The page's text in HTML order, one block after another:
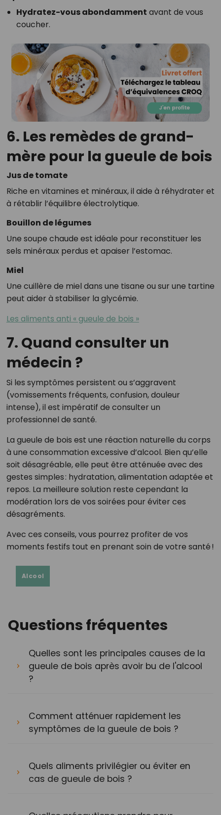
Hydratez-vous abondamment avant de vous
coucher.
6. Les remèdes de grand-
mère pour la gueule de bois
Jus de tomate
Riche en vitamines et minéraux, il aide à réhydrater et
à rétablir l’équilibre électrolytique.
Bouillon de légumes
Une soupe chaude est idéale pour reconstituer les
sels minéraux perdus et apaiser l’estomac.
Miel
Une cuillère de miel dans une tisane ou sur une tartine
peut aider à stabiliser la glycémie.
Les aliments anti « gueule de bois »
7. Quand consulter un
médecin ?
Si les symptômes persistent ou s’aggravent
(vomissements fréquents, confusion, douleur
intense), il est impératif de consulter un
professionnel de santé.
La gueule de bois est une réaction naturelle du corps
à une consommation excessive d’alcool. Bien qu’elle
soit désagréable, elle peut être atténuée avec des
gestes simples : hydratation, alimentation adaptée et
repos. La meilleure solution reste cependant la
modération lors de vos soirées pour éviter ces
désagréments.
Avec ces conseils, vous pourrez profiter de vos
moments festifs tout en prenant soin de votre santé !
Alcool
Questions fréquentes
Quelles sont les principales causes de la
gueule de bois après avoir bu de l'alcool
?
Comment atténuer rapidement les
symptômes de la gueule de bois ?
Quels aliments privilégier ou éviter en
cas de gueule de bois ?